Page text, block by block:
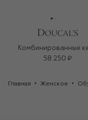
Комбинированные
58 250 ₽
Главная Женское